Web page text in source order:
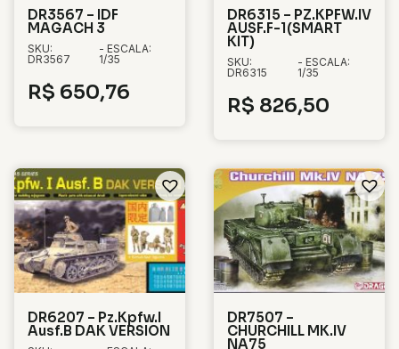
DR3567 – IDF
MAGACH 3
SKU:
DR3567
- ESCALA:
1/35
R$ 650,76
DR6315 – PZ.KPFW.IV
AUSF.F-1(SMART
KIT)
SKU:
DR6315
- ESCALA:
1/35
R$ 826,50
DR6207 – Pz.Kpfw.I
Ausf.B DAK VERSION
DR7507 –
CHURCHILL MK.IV
NA75